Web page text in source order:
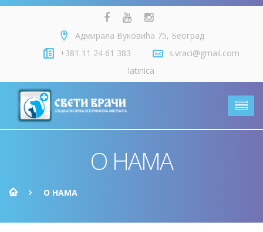
Адмирала Вуковића 75, Београд
+381 11 24 61 383
s.vraci@gmail.com
latinica
О НАМА
О НАМА